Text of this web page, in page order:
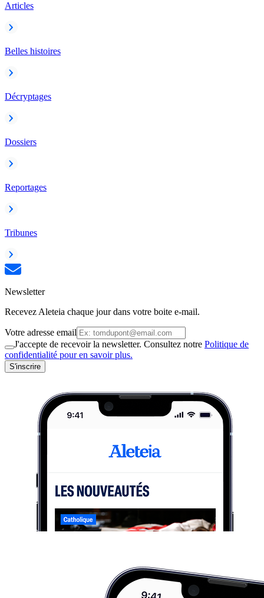
Articles
Belles histoires
Décryptages
Dossiers
Reportages
Tribunes
Newsletter
Recevez Aleteia chaque jour dans votre boite e-mail.
Votre adresse email
J'accepte de recevoir la newsletter. Consultez notre Politique de
confidentialité pour en savoir plus.
S'inscrire